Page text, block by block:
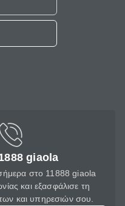
giaola
στο 11888 giaola
και εξασφάλισε τη
και υπηρεσιών σου.